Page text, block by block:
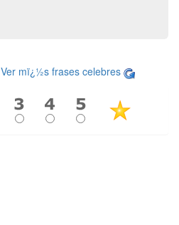
Ver mï¿½s frases celebres